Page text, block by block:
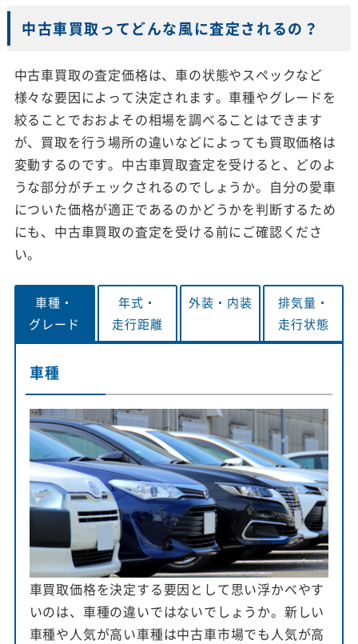
中古車買取ってどんな風に査定されるの？
中古車買取の査定価格は、車の状態やスペックなど
様々な要因によって決定されます。車種やグレードを
絞ることでおおよその相場を調べることはできます
が、買取を行う場所の違いなどによっても買取価格は
変動するのです。中古車買取査定を受けると、どのよ
うな部分がチェックされるのでしょうか。自分の愛車
についた価格が適正であるのかどうかを判断するため
にも、中古車買取の査定を受ける前にご確認くださ
い。
車種・
グレード
年式・
走行距離
外装・ 内装
排気量・
走行状態
車種
車買取価格を決定する要因として思い浮かべやす
いのは、車種の違いではないでしょうか。新しい
車種や人気が高い車種は中古車市場でも人気が高